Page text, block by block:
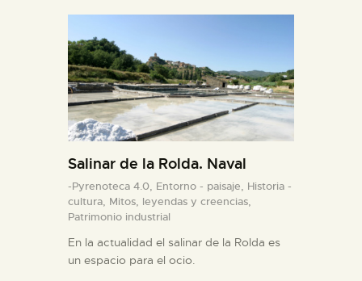
Salinar de la Rolda. Naval
-Pyrenoteca 4.0, Entorno - paisaje, Historia -
cultura, Mitos, leyendas y creencias,
Patrimonio industrial
En la actualidad el salinar de la Rolda es
un espacio para el ocio.